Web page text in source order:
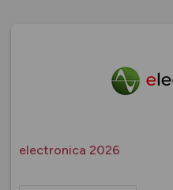
electronica 2026